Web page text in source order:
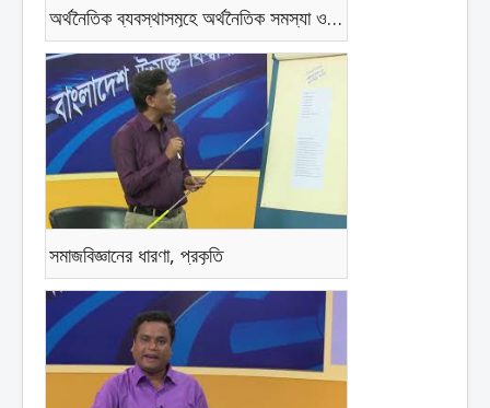
অর্থনৈতিক ব্যবস্থাসমূহে অর্থনৈতিক সমস্যা ও সমাধান।
সমাজবিজ্ঞানের ধারণা, প্রকৃতি